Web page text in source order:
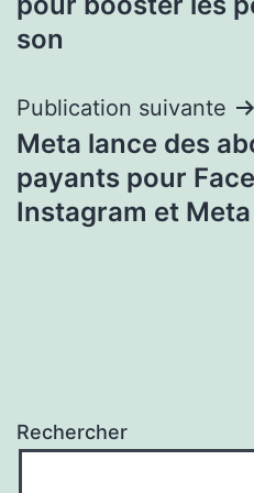
l’article
son
Publication suivante
Meta lance des
payants pour
Instagram et Meta
Rechercher